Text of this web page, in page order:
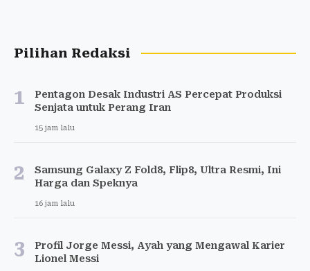
Pilihan Redaksi
1
Pentagon Desak Industri AS Percepat Produksi
Senjata untuk Perang Iran
15 jam lalu
2
Samsung Galaxy Z Fold8, Flip8, Ultra Resmi, Ini
Harga dan Speknya
16 jam lalu
3
Profil Jorge Messi, Ayah yang Mengawal Karier
Lionel Messi